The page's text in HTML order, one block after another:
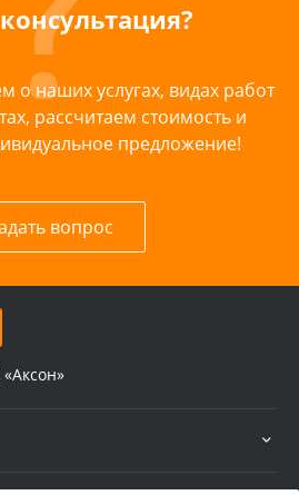
о наших услугах, видах работ
рассчитаем стоимость и
предложение!
вопрос